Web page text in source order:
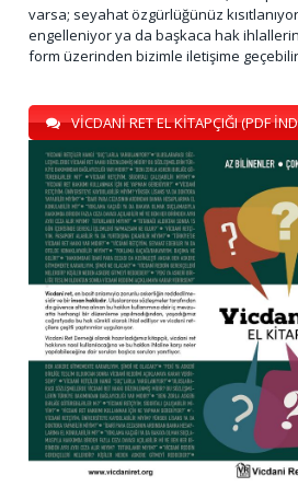
varsa; seyahat özgürlüğünüz
engelleniyor ya da başkaca hak
form üzerinden bizimle iletişime
VİCDANİ RET EL KİTAPÇIĞI (PDF